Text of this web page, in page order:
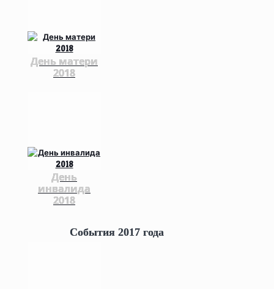
День матери
2018
День
инвалида
2018
События 2017 года